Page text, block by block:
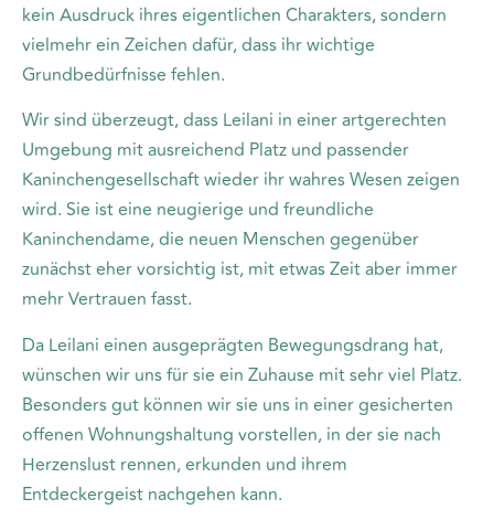
kein Ausdruck ihres eigentlichen Charakters, sondern
vielmehr ein Zeichen dafür, dass ihr wichtige
Grundbedürfnisse fehlen.
Wir sind überzeugt, dass Leilani in einer artgerechten
Umgebung mit ausreichend Platz und passender
Kaninchengesellschaft wieder ihr wahres Wesen zeigen
wird. Sie ist eine neugierige und freundliche
Kaninchendame, die neuen Menschen gegenüber
zunächst eher vorsichtig ist, mit etwas Zeit aber immer
mehr Vertrauen fasst.
Da Leilani einen ausgeprägten Bewegungsdrang hat,
wünschen wir uns für sie ein Zuhause mit sehr viel Platz.
Besonders gut können wir sie uns in einer gesicherten
offenen Wohnungshaltung vorstellen, in der sie nach
Herzenslust rennen, erkunden und ihrem
Entdeckergeist nachgehen kann.